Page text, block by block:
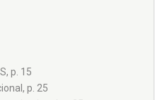
p. 15
p. 25